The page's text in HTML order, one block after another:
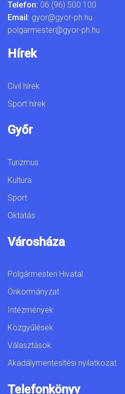
Telefon: 06 (96) 500 100
Email: gyor@gyor-ph.hu
polgarmester@gyor-ph.hu
Hírek
Civil hírek
Sport hírek
Győr
Turizmus
Kultúra
Sport
Oktatás
Városháza
Polgármesteri Hivatal
Önkormányzat
Intézmények
Közgyűlések
Választások
Akadálymentesítési nyilatkozat
Telefonkönyv